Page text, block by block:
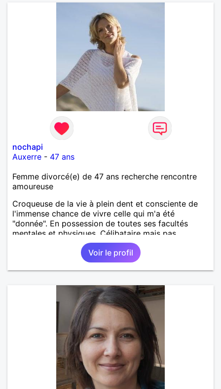
nochapi
Auxerre - 47 ans
Femme divorcé(e) de 47 ans recherche rencontre
amoureuse
Croqueuse de la vie à plein dent et consciente de
l'immense chance de vivre celle qui m'a été
"donnée". En possession de toutes ses facultés
mentales et physiques. Célibataire mais pas
solitaire, je mène une vie bien remplie. Je ne suis
pas sur ce site par dépit, ni en tant que
représentatrice de la Femme Divorcée Mal dans sa
peau. A bientôt.
Voir le profil